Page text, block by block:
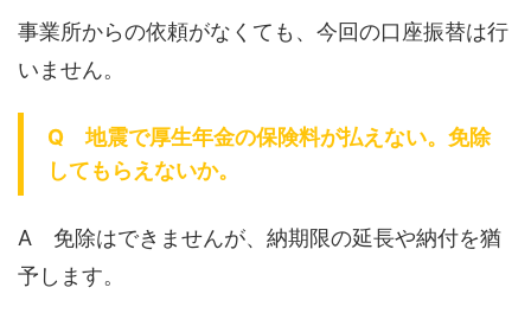
事業所からの依頼がなくても、今回の口座振替は行
いません。
Q 地震で厚生年金の保険料が払えない。免除
してもらえないか。
A 免除はできませんが、納期限の延長や納付を猶
予します。